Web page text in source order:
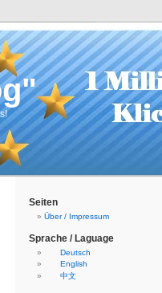
Seiten
Über / Impressum
Sprache / Laguage
Deutsch
English
中文